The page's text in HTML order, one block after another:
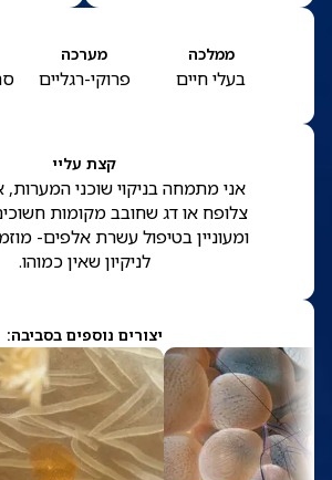
ממלכה
בעלי חיים
מערכה
פרוקי-רגליים
קצת עליי
אני מתמחה בניקוי שוכני
צלופח או דג שחובב מקומות
ומעוניין בטיפול עשרת אלפים-
לניקיון שאין כמוהו.
יצורים נוספים בסביבה: